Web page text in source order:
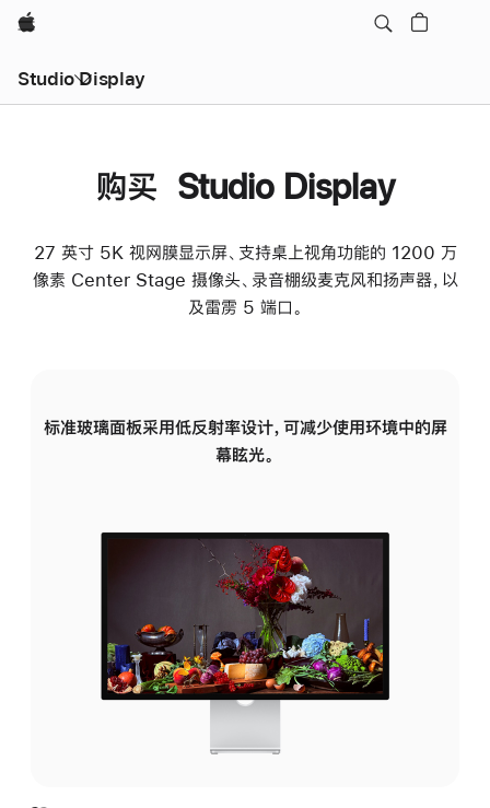
Apple
Studio Display
购买 Studio Display
27 英寸 5K 视网膜显示屏、支持桌上视角功能的 1200 万
像素 Center Stage 摄像头、录音棚级麦克风和扬声器，以
及雷雳 5 端口。
标准玻璃面板采用低反射率设计，可减少使用环境中的屏
幕眩光。